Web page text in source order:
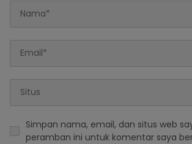
Simpan nama, email, dan situs web
peramban ini untuk komentar saya